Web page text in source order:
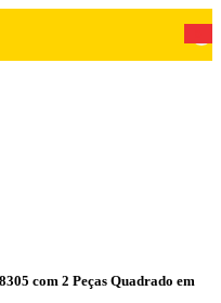
com 2 Peças Quadrado em